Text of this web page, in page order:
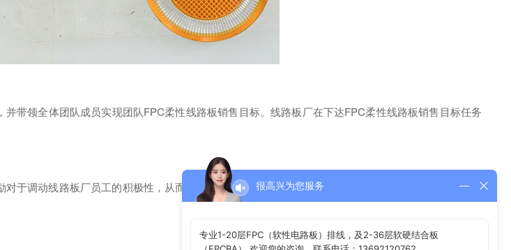
带领全体团队成员实现团队FPC柔性线路板销售目标。线路板厂在下达FPC柔性线路板销售目标任务
于调动线路板厂员工的积极性，从而保持工作的实效性和高效率，大程度的创造价值，以及出色地完
很高兴为您服务